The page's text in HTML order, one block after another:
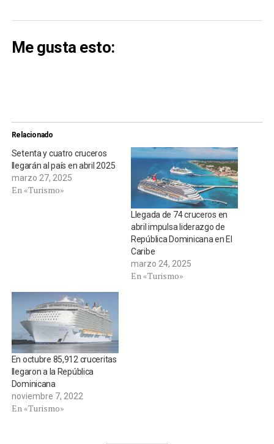
Me gusta esto:
Relacionado
Setenta y cuatro cruceros
llegarán al país en abril 2025
marzo 27, 2025
En «Turismo»
Llegada de 74 cruceros en
abril impulsa liderazgo de
República Dominicana en El
Caribe
marzo 24, 2025
En «Turismo»
En octubre 85,912 cruceritas
llegaron a la República
Dominicana
noviembre 7, 2022
En «Turismo»